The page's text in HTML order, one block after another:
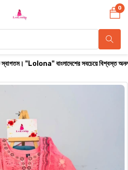
বাংলাদেশের সবচেয়ে বিশ্বস্ত অনলাইন শপ। সারা
0